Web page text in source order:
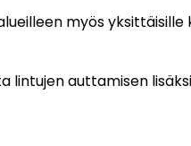
myös yksittäisille
lintujen auttamisen